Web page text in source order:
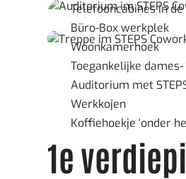
Telefooncabines in
Büro-Box werkplek
Woonkamerhoek
Toegankelijke
Auditorium met
Werkkojen
Koffiehoekje 'onder
1e